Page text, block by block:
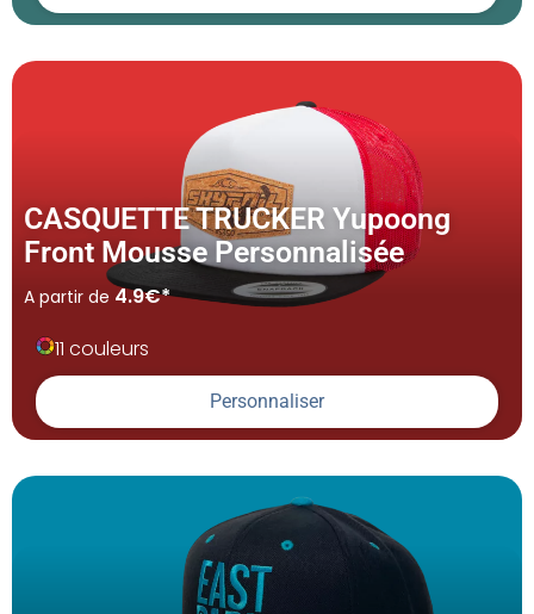
CASQUETTE TRUCKER Yupoong
Front Mousse Personnalisée
A partir de 4.9€*
11 couleurs
Personnaliser